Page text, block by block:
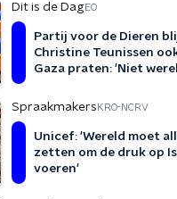
Dit is de DagEO
Partij voor de Dieren
Christine Teunissen
Gaza praten: 'Niet
Spraakmakers KRO-NCRV
Unicef: 'Wereld moet
zetten om de druk op
voeren'